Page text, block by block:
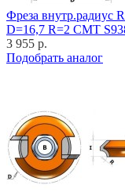
Фреза внутр.радиус
D=16,7 R=2 CMT
3 955 р.
Подобрать аналог